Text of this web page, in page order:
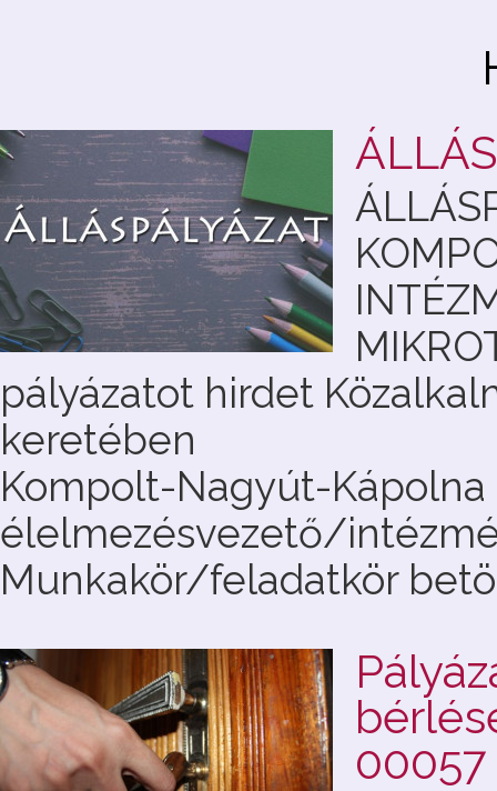
pályázatot hirdet
keretében
Kompolt-Nagyút-Kápolna
élelmezésvezető/
Munkakör/feladatkör
00057